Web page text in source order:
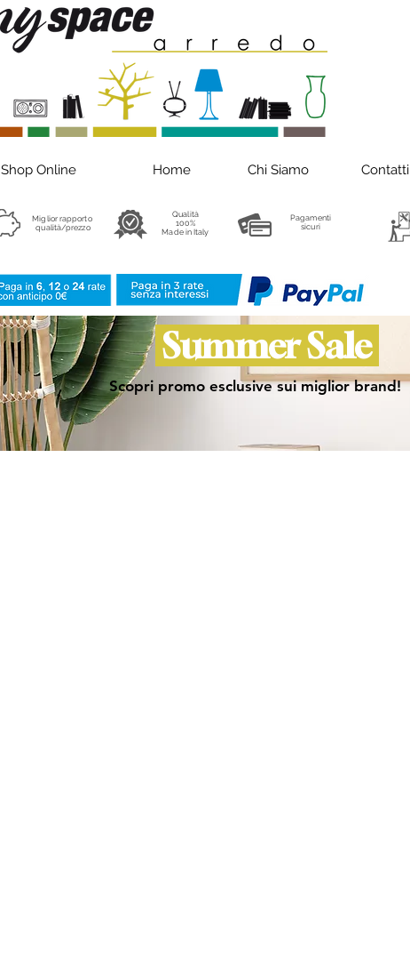
Shop Online Home Chi Siamo Contatti
Miglior rapporto
qualità/prezzo
Qualità
100%
Made in Italy
Pagamenti
sicuri
Summer Sale
Scopri promo esclusive sui miglior brand!